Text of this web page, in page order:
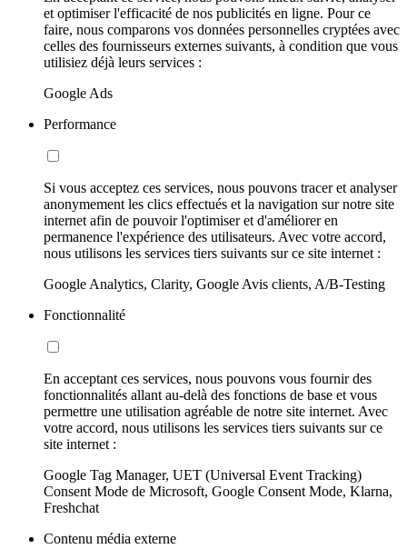
et optimiser l'efficacité de nos publicités en ligne. Pour ce
faire, nous comparons vos données personnelles cryptées avec
celles des fournisseurs externes suivants, à condition que vous
utilisiez déjà leurs services :
Google Ads
Performance
Si vous acceptez ces services, nous pouvons tracer et analyser
anonymement les clics effectués et la navigation sur notre site
internet afin de pouvoir l'optimiser et d'améliorer en
permanence l'expérience des utilisateurs. Avec votre accord,
nous utilisons les services tiers suivants sur ce site internet :
Google Analytics, Clarity, Google Avis clients, A/B-Testing
Fonctionnalité
En acceptant ces services, nous pouvons vous fournir des
fonctionnalités allant au-delà des fonctions de base et vous
permettre une utilisation agréable de notre site internet. Avec
votre accord, nous utilisons les services tiers suivants sur ce
site internet :
Google Tag Manager, UET (Universal Event Tracking)
Consent Mode de Microsoft, Google Consent Mode, Klarna,
Freshchat
Contenu média externe